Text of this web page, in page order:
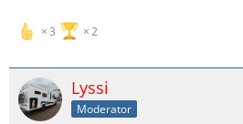
3 2
Lyssi
Moderator